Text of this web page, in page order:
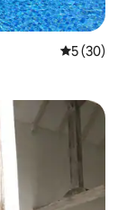
5 de uma
5 (30)